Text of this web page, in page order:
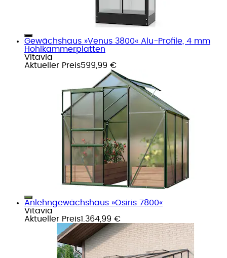
Gewächshaus »Venus 3800« Alu-Profile, 4 mm
Hohlkammerplatten
Vitavia
Aktueller Preis599,99 €
Anlehngewächshaus »Osiris 7800«
Vitavia
Aktueller Preis1.364,99 €